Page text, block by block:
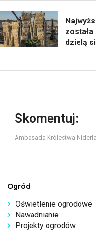
dzielą
Skomentuj:
Ambasada Królestwa
Ogród
Oświetlenie ogrodowe
Nawadnianie
Projekty ogrodów